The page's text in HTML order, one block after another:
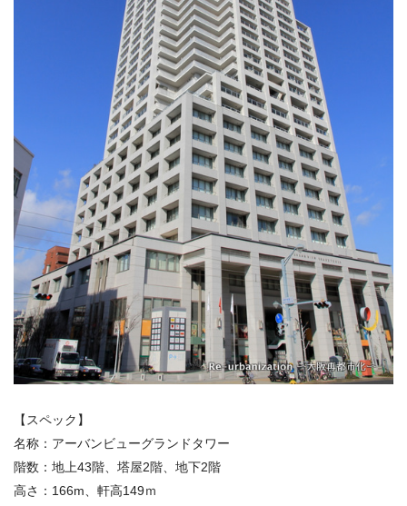
【スペック】
名称：アーバンビューグランドタワー
階数：地上43階、塔屋2階、地下2階
高さ：166m、軒高149ｍ